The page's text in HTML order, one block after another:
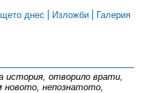
днес Изложби Галерия
история, отворило врати,
новото, непознатото,